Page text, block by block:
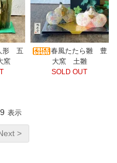
形 五
窯
春風たたら雛 豊
大窯 土雛
SOLD OUT
9 表示
>